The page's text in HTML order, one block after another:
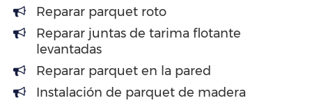
Reparar parquet roto
Reparar juntas de tarima flotante
levantadas
Reparar parquet en la pared
Instalación de parquet de madera